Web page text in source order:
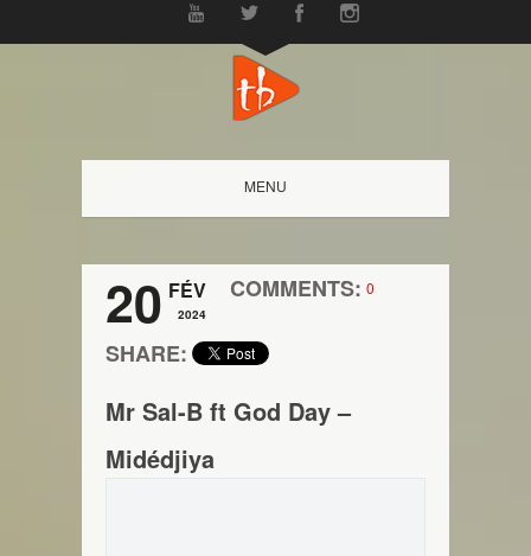
MENU
20 FÉV
2024
COMMENTS: 0
SHARE:
Mr Sal-B ft God Day –
Midédjiya